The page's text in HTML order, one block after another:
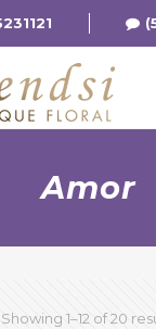
Amor
Showing 1–12 of 20